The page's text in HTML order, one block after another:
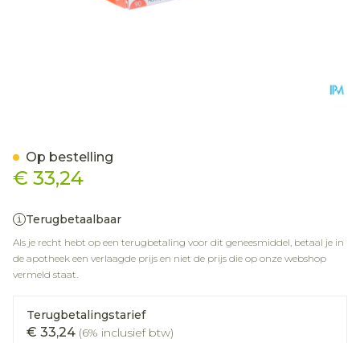
€ 33,24
Terugbetaalbaar
Als je recht hebt op een terugbetaling voor dit geneesmiddel, betaal je in
de apotheek een verlaagde prijs en niet de prijs die op onze webshop
vermeld staat.
Terugbetalingstarief
€ 33,24 (6% inclusief btw)
Op bestelling